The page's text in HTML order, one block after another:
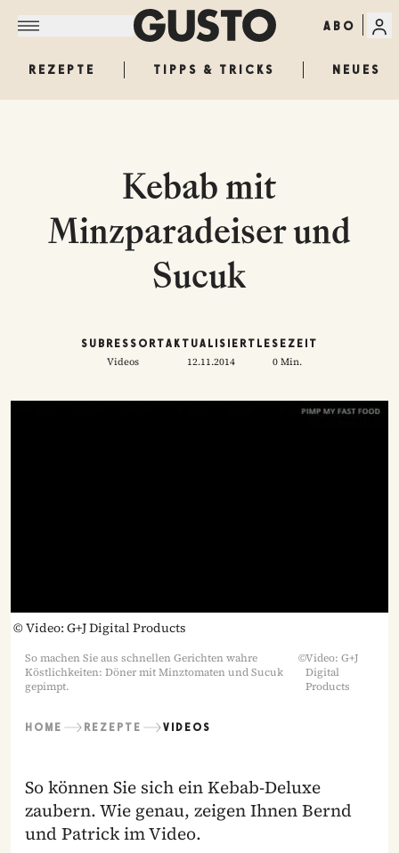
ABO
REZEPTE TIPPS & TRICKS NEUES
Kebab mit
Minzparadeiser und
Sucuk
SUBRESSORT
Videos
AKTUALISIERT
12.11.2014
LESEZEIT
0 Min.
©Video: G+J Digital Products
So machen Sie aus schnellen Gerichten wahre
Köstlichkeiten: Döner mit Minztomaten und Sucuk
gepimpt.
©Video: G+J
Digital
Products
HOME REZEPTE VIDEOS
So können Sie sich ein Kebab-Deluxe
zaubern. Wie genau, zeigen Ihnen Bernd
und Patrick im Video.